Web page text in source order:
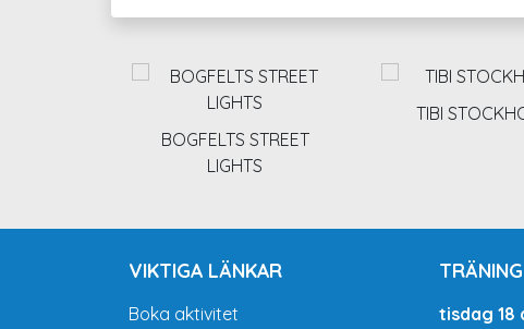
BOGFELTS STREET
LIGHTS
TIBI
VIKTIGA LÄNKAR
Boka aktivitet
TRÄNING
tisdag 18